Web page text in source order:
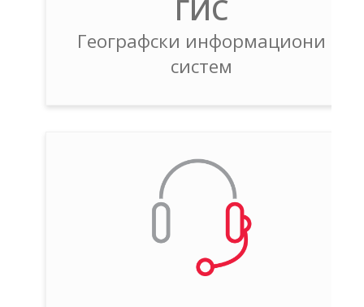
ГИС
Географски информациони
систем